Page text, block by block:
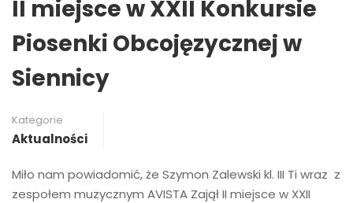
II miejsce w XXII Konkursie
Piosenki Obcojęzycznej w
Siennicy
Kategorie
Aktualności
Miło nam powiadomić, że Szymon Zalewski kl. III Ti wraz z
zespołem muzycznym AVISTA Zajął II miejsce w XXII